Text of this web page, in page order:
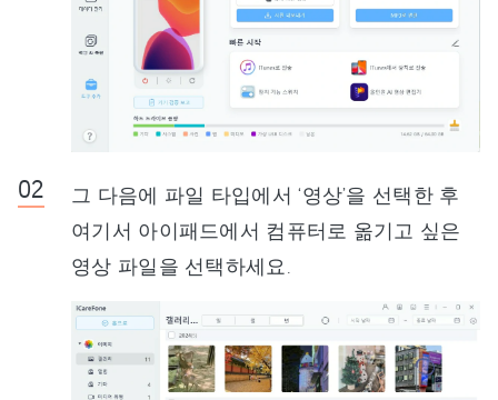
그 다음에 파일 타입에서 ‘영상’을 선택한 후
여기서 아이패드에서 컴퓨터로 옮기고 싶은
영상 파일을 선택하세요.